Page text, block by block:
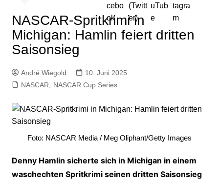
NASCAR-Spritkrimi in
Michigan: Hamlin feiert dritten
Saisonsieg
André Wiegold
10. Juni 2025
NASCAR, NASCAR Cup Series
Foto: NASCAR Media / Meg Oliphant/Getty Images
Denny Hamlin sicherte sich in Michigan in einem
waschechten Spritkrimi seinen dritten Saisonsieg